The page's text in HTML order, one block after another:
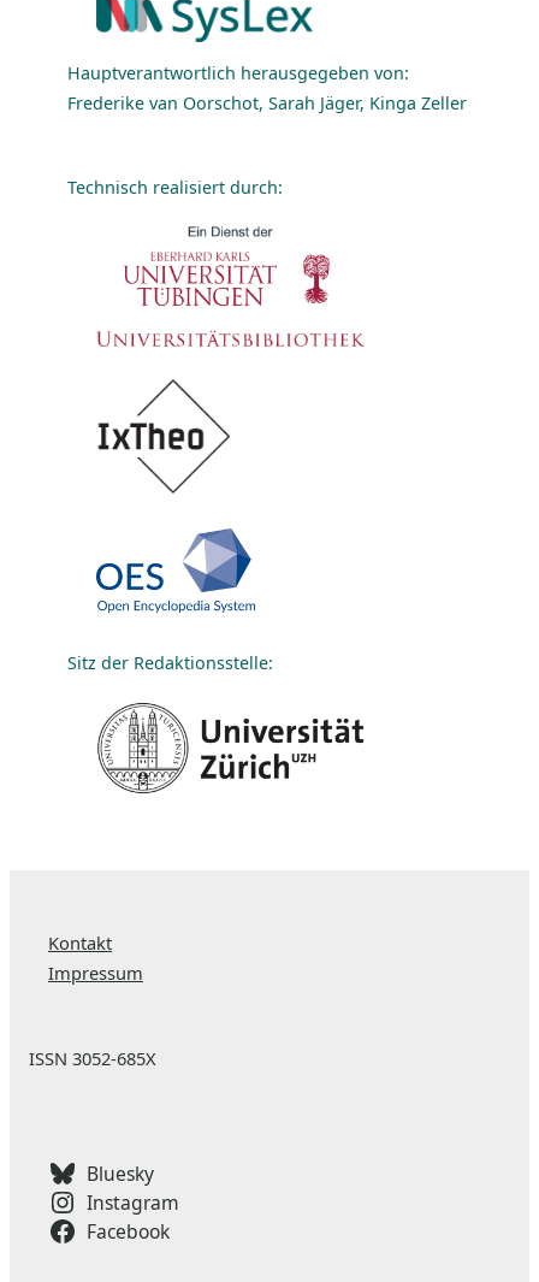
Hauptverantwortlich herausgegeben von:
Frederike van Oorschot, Sarah Jäger, Kinga Zeller
Technisch realisiert durch:
Sitz der Redaktionsstelle:
Kontakt
Impressum
ISSN 3052-685X
Bluesky
Instagram
Facebook